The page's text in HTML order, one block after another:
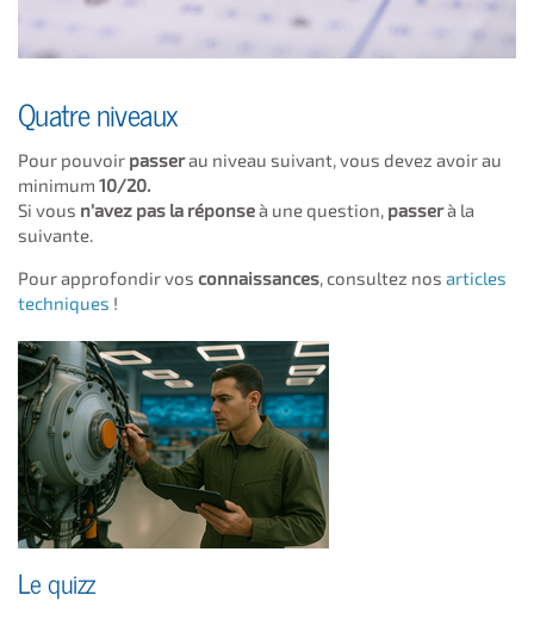
Quatre niveaux
Pour pouvoir passerau niveau suivant, vous devez avoir au
minimum 10/20.
Si vous n'avez pas la réponseà une question, passerà la
suivante.
Pour approfondir vos connaissances , consultez nos articles
techniques !
Le quizz